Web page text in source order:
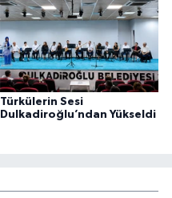
Türkülerin Sesi
Dulkadiroğlu’ndan Yükseldi